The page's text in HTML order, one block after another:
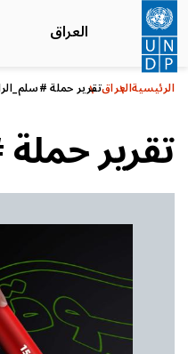
تجاوز
إلى
المحتوى
الرئيسي
العراق
الرئيسيةالعراقتقرير حملة
تقرير